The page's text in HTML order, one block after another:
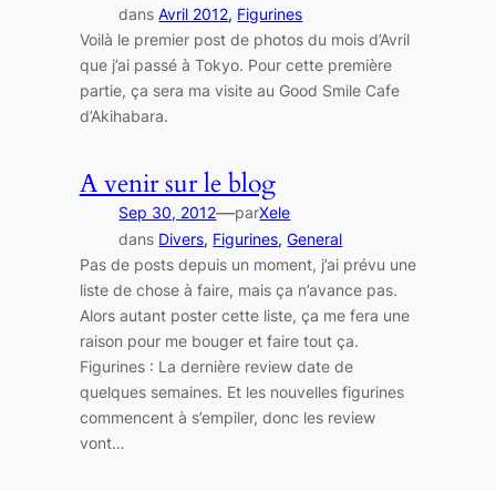
dansAvril 2012, Figurines
Voilà le premier post de photos du mois d’Avril
que j’ai passé à Tokyo. Pour cette première
partie, ça sera ma visite au Good Smile Cafe
d’Akihabara.
A venir sur le blog
Sep 30, 2012—parXele
dans Divers, Figurines, General
Pas de posts depuis un moment, j’ai prévu une
liste de chose à faire, mais ça n’avance pas.
Alors autant poster cette liste, ça me fera une
raison pour me bouger et faire tout ça.
Figurines : La dernière review date de
quelques semaines. Et les nouvelles figurines
commencent à s’empiler, donc les review
vont…